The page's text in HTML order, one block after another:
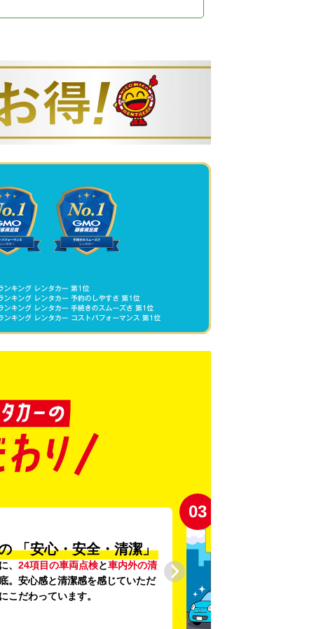
「安心・安全・清潔」
、 24項目の車両点検と車内外の清
。安心感と清潔感を感じていただ
こだわっています。
03